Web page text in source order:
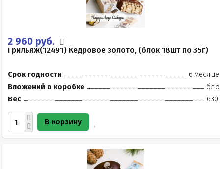
2 960 руб.
Грильяж(12491) Кедровое золото, (блок 18шт по 35г)
Срок годности
6
Вложений в коробке
Вес
630
В корзину